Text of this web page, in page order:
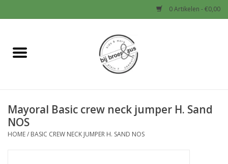
0 Artikelen - €0,00
Home
Baby
Jongens
Mayoral Basic crew neck jumper H. Sand
NOS
HOME/ BASIC CREW NECK JUMPER H. SAND NOS